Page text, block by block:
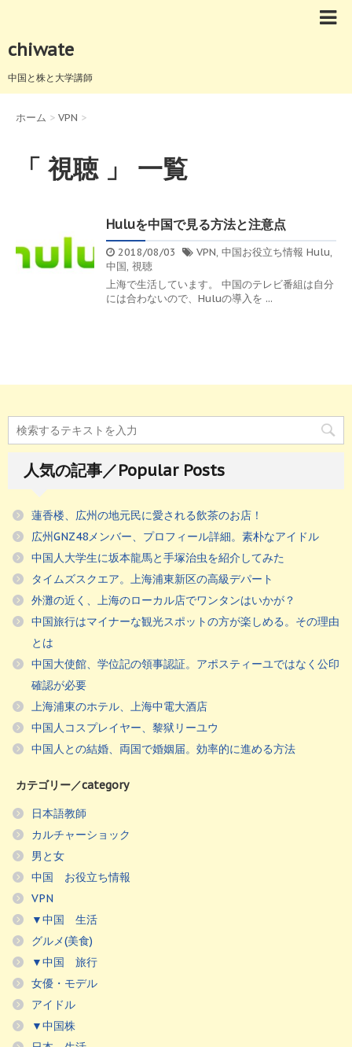
chiwate
中国と株と大学講師
ホーム > VPN >
「 視聴 」 一覧
Huluを中国で見る方法と注意点
2018/08/03 VPN, 中国お役立ち情報 Hulu,
中国, 視聴
上海で生活しています。 中国のテレビ番組は自分
には合わないので、Huluの導入を ...
人気の記事／Popular Posts
蓮香楼、広州の地元民に愛される飲茶のお店！
広州GNZ48メンバー、プロフィール詳細。素朴なアイドル
中国人大学生に坂本龍馬と手塚治虫を紹介してみた
タイムズスクエア。上海浦東新区の高級デパート
外灘の近く、上海のローカル店でワンタンはいかが？
中国旅行はマイナーな観光スポットの方が楽しめる。その理由
とは
中国大使館、学位記の領事認証。アポスティーユではなく公印
確認が必要
上海浦東のホテル、上海中電大酒店
中国人コスプレイヤー、黎狱リーユウ
中国人との結婚、両国で婚姻届。効率的に進める方法
カテゴリー／category
日本語教師
カルチャーショック
男と女
中国 お役立ち情報
VPN
▼中国 生活
グルメ(美食)
▼中国 旅行
女優・モデル
アイドル
▼中国株